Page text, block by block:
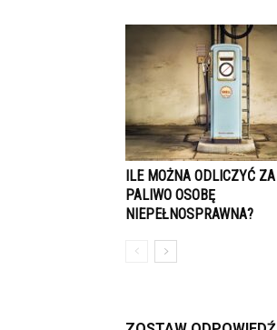
ILE MOŻNA ODLICZYĆ ZA
PALIWO OSOBĘ
NIEPEŁNOSPRAWNA?